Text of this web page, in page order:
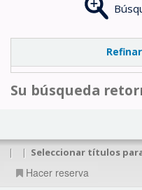
Su búsqueda
| | Seleccionar títulos
Hacer reserva